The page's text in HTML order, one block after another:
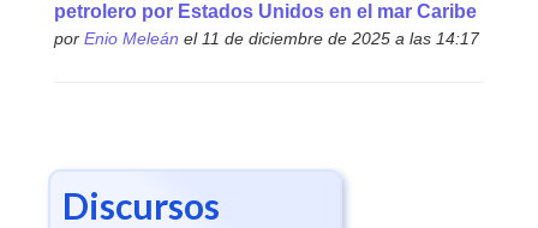
petrolero por Estados Unidos en el mar Caribe
por Enio Meleán el 11 de diciembre de 2025 a las 14:17
Discursos